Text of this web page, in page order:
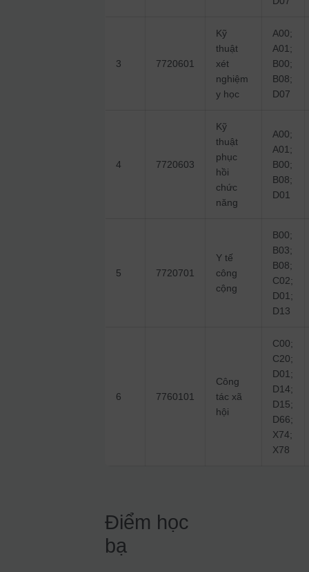
3 7720601
Kỹ
thuật
xét
nghiệm
y học
A00;
A01;
B00;
B08;
D07
4 7720603
Kỹ
thuật
phục
hồi
chức
năng
A00;
A01;
B00;
B08;
D01
5 7720701
Y tế
công
cộng
B00;
B03;
B08;
C02;
D01;
D13
6 7760101
Công
tác xã
hội
C00;
C20;
D01;
D14;
D15;
D66;
X74;
X78
Điểm học
bạ